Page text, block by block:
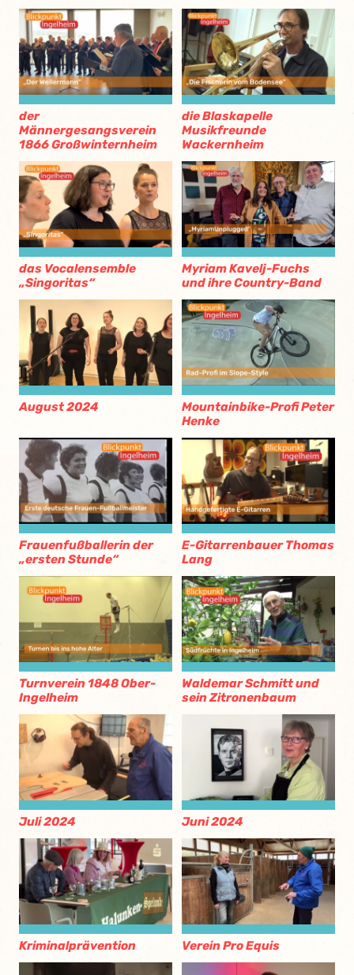
der
Männergesangsverein
1866 Großwinternheim
die Blaskapelle
Musikfreunde
Wackernheim
das Vocalensemble
„Singoritas“
Myriam Kavelj-Fuchs
und ihre Country-Band
August 2024
Mountainbike-Profi Peter
Henke
Frauenfußballerin der
„ersten Stunde“
E-Gitarrenbauer Thomas
Lang
Turnverein 1848 Ober-
Ingelheim
Waldemar Schmitt und
sein Zitronenbaum
Juli 2024 Juni 2024
Kriminalprävention Verein Pro Equis